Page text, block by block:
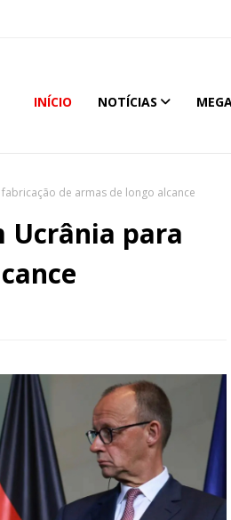
INÍCIO NOTÍCIAS
de armas de longo alcance
Ucrânia para